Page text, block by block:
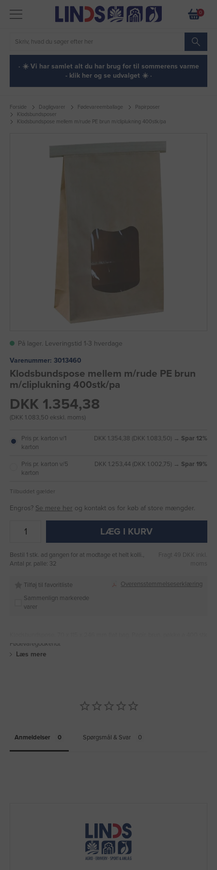
0
· ☀️ Vi har samlet alt du har brug for til sommerens varme
- klik her og se udvalget ☀️ ·
Forside Dagligvarer Fødevareemballage
Papirposer
Klodsbundsposer
Klodsbundspose mellem m/rude PE brun m/cliplukning 400stk/pa
På lager. Leveringstid 1-3 hverdage
Varenummer: 3013460
Klodsbundspose mellem m/rude PE brun
m/cliplukning 400stk/pa
DKK 1.354,38
(DKK 1.083,50 ekskl. moms)
Pris pr. karton v/1
karton
DKK 1.354,38 (DKK 1.083,50) → Spar 12%
Pris pr. karton v/5
karton
DKK 1.253,44 (DKK 1.002,75) → Spar 19%
Tilbuddet gælder
Engros? Se mere her og kontakt os for køb af store mængder.
LÆG I KURV
Bestil 1 stk. ad gangen for at modtage et helt kolli.,
Antal pr. palle: 32
Fragt 49 DKK inkl.
moms
Tilføj til favoritliste
Sammenlign markerede
varer
Overensstemmelseserklæring
Fødevaregodkendt
Læs mere
Anmeldelser Spørgsmål & Svar